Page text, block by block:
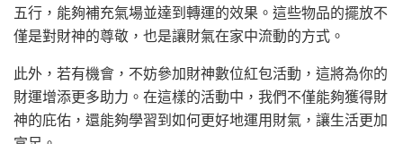
五行，能夠補充氣場並達到轉運的效果。這些物品的擺放不
僅是對財神的尊敬，也是讓財氣在家中流動的方式。
此外，若有機會，不妨參加財神數位紅包活動，這將為你的
財運增添更多助力。在這樣的活動中，我們不僅能夠獲得財
神的庇佑，還能夠學習到如何更好地運用財氣，讓生活更加